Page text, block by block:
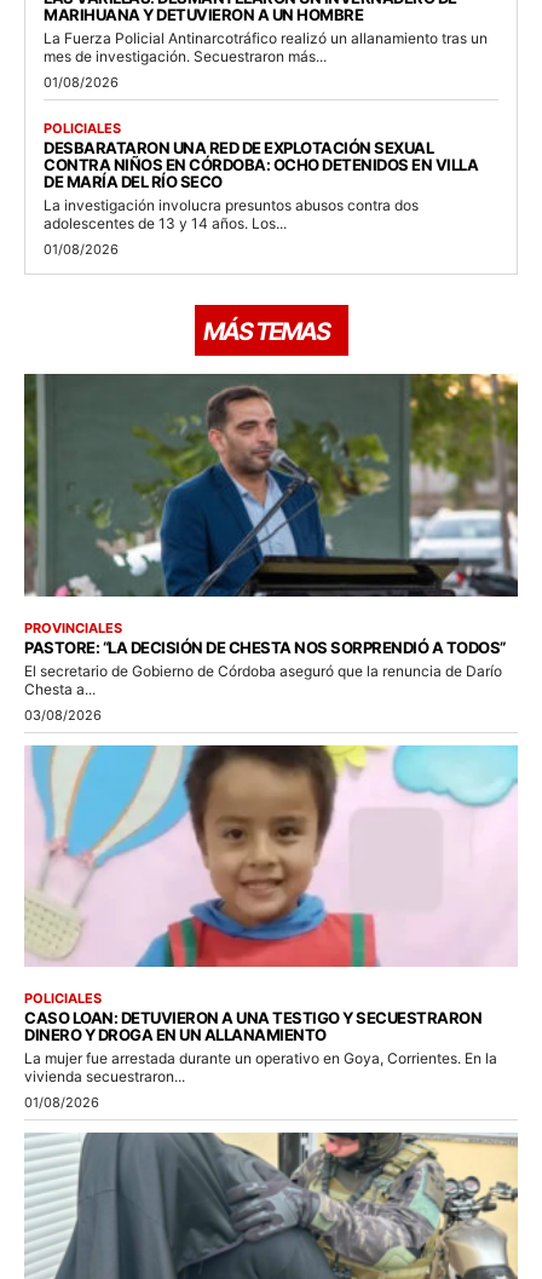
MARIHUANA Y DETUVIERON A UN HOMBRE
La Fuerza Policial Antinarcotráfico realizó un allanamiento tras un
mes de investigación. Secuestraron más...
01/08/2026
POLICIALES
DESBARATARON UNA RED DE EXPLOTACIÓN SEXUAL
CONTRA NIÑOS EN CÓRDOBA: OCHO DETENIDOS EN VILLA
DE MARÍA DEL RÍO SECO
La investigación involucra presuntos abusos contra dos
adolescentes de 13 y 14 años. Los...
01/08/2026
MÁS TEMAS
PROVINCIALES
PASTORE: “LA DECISIÓN DE CHESTA NOS SORPRENDIÓ A TODOS”
El secretario de Gobierno de Córdoba aseguró que la renuncia de Darío
Chesta a...
03/08/2026
POLICIALES
CASO LOAN: DETUVIERON A UNA TESTIGO Y SECUESTRARON
DINERO Y DROGA EN UN ALLANAMIENTO
La mujer fue arrestada durante un operativo en Goya, Corrientes. En la
vivienda secuestraron...
01/08/2026